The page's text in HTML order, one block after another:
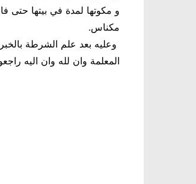
و مكوتها لمدة في بيتها حتى
مكناس.
وعليه بعد علم الشرطة
المعلمة وان لله وان اليه